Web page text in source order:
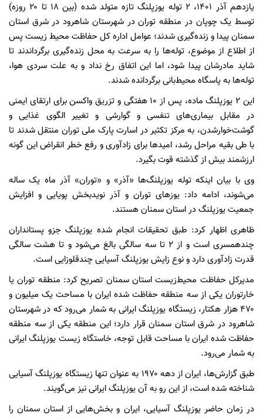
یازدهم آذر ۱۴۰۱، ۲ توله یوزپلنگ تازه متولد شده (بین ۱۸ تا ۲۰ روزه)
توسط یک چوپان در منطقه توران در شهرستان شاهرود در شرق استان
سمنان پیدا و زنده‌گیری شدند؛ عوامل اداره کل حفاظت محیط زیست پس
از اطلاع از موضوع، توله‌ها را به سرعت به محل زنده‌گیری برگرداندند تا
شاید مادرشان پیدا شود، اما این اتفاق رخ نداد و به علت سردی هوا،
توله‌ها به پاسگاه محیط‌بانی برگردانده شدند.
این ۲ یوزپلنگ ماده، پس از ۱۰ هفتگی و تزریق واکسن برای ارتقای ایمنی
در مقابل بیماری‌های تنفسی و گوارشی و تغییر الگوی غذایی و
گوشت‌خوارشدن، به مرکز تکثیر در اسارت پارک ملی توران منتقل شدند تا
با طی بقیه مراحل رشد، امید‌ها برای زادآوری و رفع خطر انقراض این گونه
ارزشمند بیش از گذشته قوت بگیرد.
وی با بیان اینکه توله یوزپلنگ‌ها «آذر» و «توران» آذر ماه یک ساله
می‌شوند، ادامه داد: یوز‌های توران و آذر نویدبخش پویایی و افزایش
جمعیت یوزپلنگ در استان سمنان هستند.
ظاهری اظهار کرد: طبق تحقیقات انجام شده یوزپلنگ جزو پستانداران
چندهمسری است و از ۲ تا سه سالگی بالغ می‌شود و تا هشت سالگی
قدرت زادآوری دارد و نوع زایش یوزپلنگ آسیایی چندقلوزایی است.
مدیرکل حفاظت محیط‌زیست استان سمنان تصریح کرد: منطقه توران یا
خارتوران یکی از سه منطقه حفاظت شده ایران با مساحت یک میلیون و
۴۷۰ هزار هکتار، زیستگاه یوزپلنگ ایرانی به شمار می‌رود که در شهرستان
شاهرود در شرق استان سمنان قرار دارد؛ این منطقه یکی از سه منطقه
حفاظت شده ایران با مساحت قابل توجه، خاستگاه زیست یوزپلنگ ایرانی
به شمار می‌رود.
طبق گزارش‌ها، ایران از دهه ۱۹۷۰ به عنوان تنها زیستگاه یوزپلنگ آسیایی
شناخته شده است، از این رو به آن یوزپلنگ ایرانی نیز می‌گویند.
در زمان حاضر یوزپلنگ آسیایی، ایران و بخش‌هایی از استان سمنان را